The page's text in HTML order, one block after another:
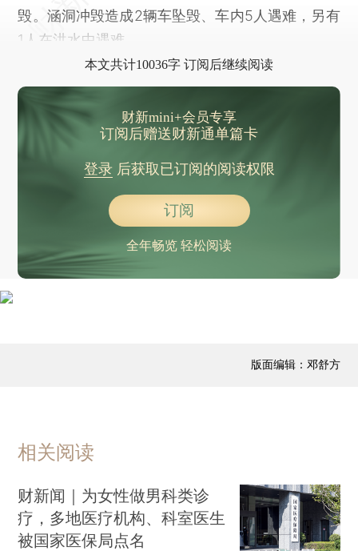
毁。涵洞冲毁造成2辆车坠毁、车内5人遇难，另有
1人在洪水中遇难。
本文共计10036字 订阅后继续阅读
财新mini+会员专享
订阅后赠送财新通单篇卡
登录后获取已订阅的阅读权限
订阅
全年畅览 轻松阅读
版面编辑：邓舒方
相关阅读
财新闻｜为女性做男科类诊
疗，多地医疗机构、科室医生
被国家医保局点名